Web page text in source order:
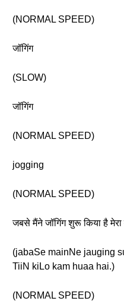
(NORMAL SPEED)
जॉगिंग
(SLOW)
जॉगिंग
(NORMAL SPEED)
jogging
(NORMAL SPEED)
जबसे मैंने जॉगिंग शुरू किया है
(jabaSe mainNe jauging
TiiN kiLo kam huaa hai.)
(NORMAL SPEED)